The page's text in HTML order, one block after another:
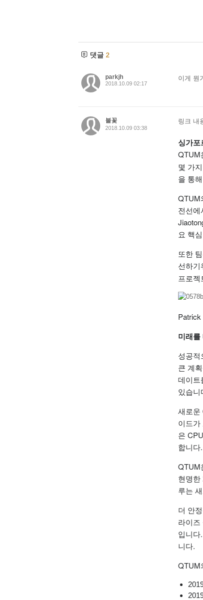
댓글 2
parkjh
2018.10.09 02:17
이게 뭔
불꽃
2018.10.09 03:38
링크 내
싱가포
QTUM
몇 가
을 통
QTUM
전선에
요 핵
또한
선하기
프로
미래를
성공적
큰 계
데이트
있습니
새로운
이드가
은
합니다.
QTUM
현명한
루는
더 안
라이즈
입니다.
니다.
QTUM